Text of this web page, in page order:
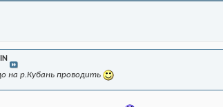
на р.Кубань проводить